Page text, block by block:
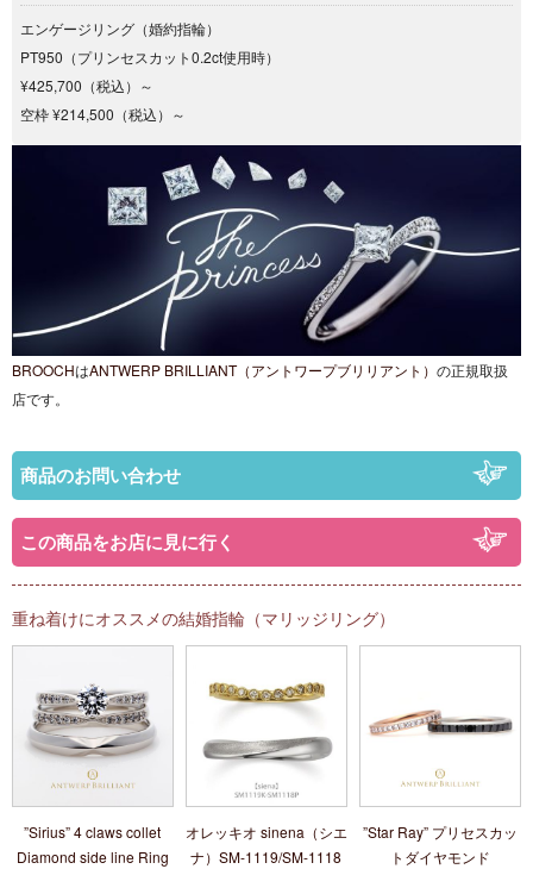
エンゲージリング（婚約指輪）
PT950（プリンセスカット0.2ct使用時）
¥425,700（税込）～
空枠 ¥214,500（税込）～
BROOCHはANTWERP BRILLIANT（アントワープブリリアント） の正規取扱
店です。
商品のお問い合わせ
この商品をお店に見に行く
重ね着けにオススメの結婚指輪（マリッジリング）
”Sirius” 4 claws collet
Diamond side line Ring
オレッキオ sinena（シエ
ナ）SM-1119/SM-1118
”Star Ray” プリセスカッ
トダイヤモンド